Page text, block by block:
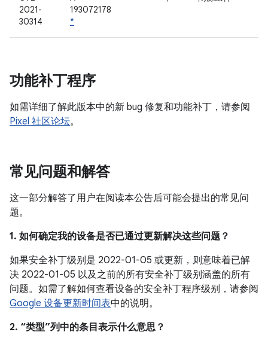
2021-
30314
193072178
*
功能补丁程序
如需详细了解此版本中的新 bug 修复和功能补丁，请参阅
Pixel 社区论坛。
常见问题和解答
这一部分解答了用户在阅读本公告后可能会提出的常见问
题。
1. 如何确定我的设备是否已通过更新解决这些问题？
如果安全补丁级别是 2022-01-05 或更新，则意味着已解
决 2022-01-05 以及之前的所有安全补丁级别涵盖的所有
问题。如需了解如何查看设备的安全补丁程序级别，请参阅
Google 设备更新时间表中的说明。
2. “类型”列中的条目表示什么意思？